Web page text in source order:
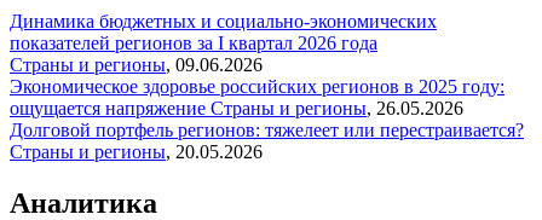
Динамика бюджетных и социально-экономических
показателей регионов за I квартал 2026 года
Страны и регионы, 09.06.2026
Экономическое здоровье российских регионов в 2025 году:
ощущается напряжение Страны и регионы, 26.05.2026
Долговой портфель регионов: тяжелеет или перестраивается?
Страны и регионы, 20.05.2026
Аналитика